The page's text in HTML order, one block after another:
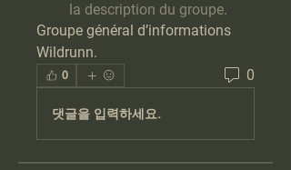
la description du groupe.
Groupe général d’informations
Wildrunn.
0 0
댓글을 입력하세요.